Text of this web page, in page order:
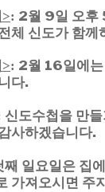
>: 2월 9일 오후
체 신도가 함
>: 2월 16일에는
다.
신도수첩을 만
사하겠습니다.
째 일요일은 집
가져오시면 주